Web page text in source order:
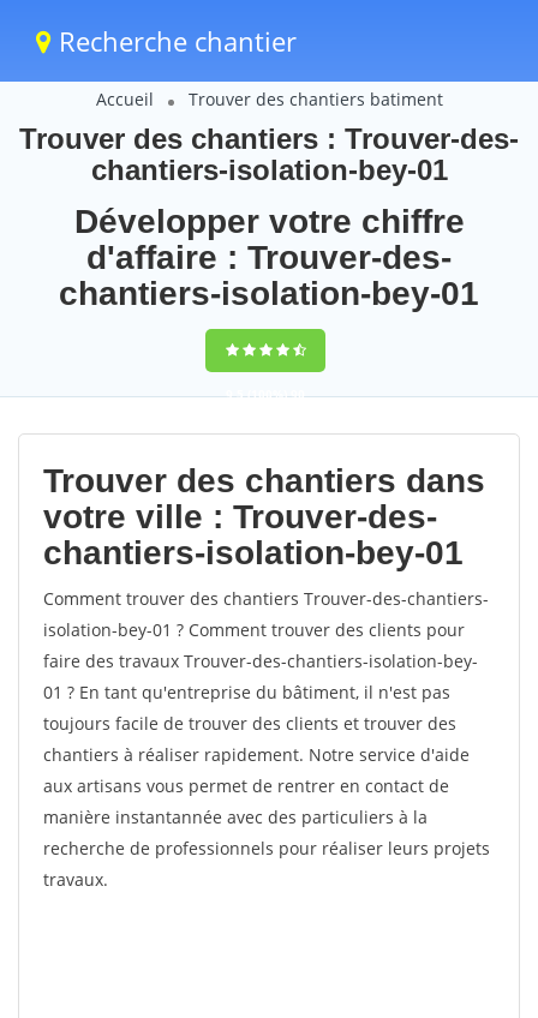
Recherche chantier
Accueil Trouver des chantiers batiment
Trouver des chantiers : Trouver-des-
chantiers-isolation-bey-01
Développer votre chiffre
d'affaire : Trouver-des-
chantiers-isolation-bey-01
9,5(100%)90
votes
Trouver des chantiers dans
votre ville : Trouver-des-
chantiers-isolation-bey-01
Comment trouver des chantiers Trouver-des-chantiers-
isolation-bey-01 ? Comment trouver des clients pour
faire des travaux Trouver-des-chantiers-isolation-bey-
01 ? En tant qu'entreprise du bâtiment, il n'est pas
toujours facile de trouver des clients et trouver des
chantiers à réaliser rapidement. Notre service d'aide
aux artisans vous permet de rentrer en contact de
manière instantannée avec des particuliers à la
recherche de professionnels pour réaliser leurs projets
travaux.